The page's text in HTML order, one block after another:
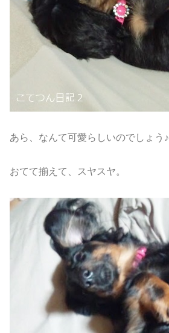
あら、なんて可愛らしいのでしょう♪
おてて揃えて、スヤスヤ。